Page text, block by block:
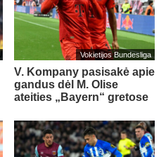
Vokietijos Bundesliga
V. Kompany pasisakė apie
gandus dėl M. Olise
ateities „Bayern“ gretose